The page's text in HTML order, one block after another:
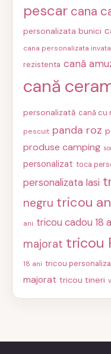
pescar cana
personalizata bunici
cana personalizata
rezistenta cană
cană
personalizată cană cu
pescuit panda roz
produse camping
personalizat toca
personalizata Iasi
negru tricou
ani tricou cadou 18
majorat tricou
18 ani tricou
majorat tricou tineri